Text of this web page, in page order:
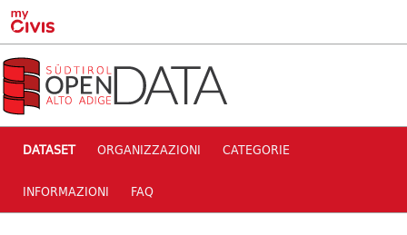
Skip to main content
DATASET ORGANIZZAZIONI CATEGORIE
INFORMAZIONI FAQ